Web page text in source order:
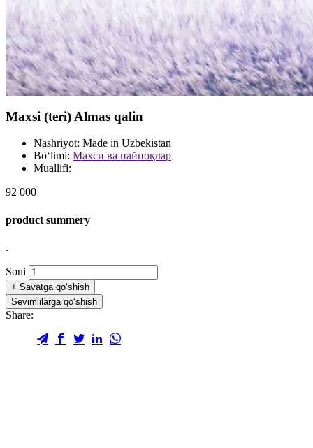
Maxsi (teri) Almas qalin
Nashriyot: Made in Uzbekistan
Bo‘limi: Махси ва пайпоқлар
Muallifi:
92 000
product summery
.
Soni
+ Savatga qo‘shish
Sevimlilarga qo‘shish
Share: